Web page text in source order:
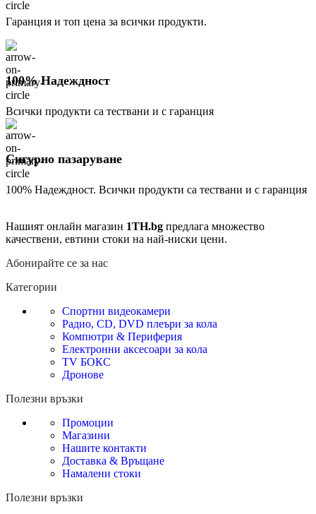
Гаранция и топ цена за всички продукти.
100% Надеждност
Всички продукти са тествани и с гаранция
Сигурно пазаруване
100% Надеждност. Всички продукти са тествани и с гаранция
Нашият онлайн магазин 1TH.bg предлага множество
качествени, евтини стоки на най-ниски цени.
Абонирайте се за нас
Категории
Спортни видеокамери
Радио, CD, DVD плеъри за кола
Компютри & Периферия
Електронни аксесоари за кола
TV БОКС
Дронове
Полезни връзки
Промоции
Магазини
Нашите контакти
Доставка & Връщане
Намалени стоки
Полезни връзки